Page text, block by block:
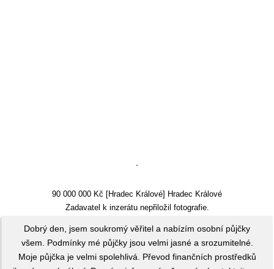
`
90 000 000 Kč [Hradec Králové] Hradec Králové
Zadavatel k inzerátu nepřiložil fotografie.
Dobrý den, jsem soukromý věřitel a nabízím osobní půjčky
všem. Podmínky mé půjčky jsou velmi jasné a srozumitelné.
Moje půjčka je velmi spolehlivá. Převod finančních prostředků